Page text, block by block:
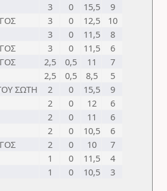
3 0 15,5
9
3 0 12,5
10
3 0 11,5
8
3 0 11,5
6
2,5 0,5 11
7
2,5 0,5 8,5
5
ΣΩΤΗ 2 0 15,5
9
2 0 12
6
2 0 11
6
2 0 10,5
6
2 0 10
7
1 0 11,5
4
1 0 10,5
3